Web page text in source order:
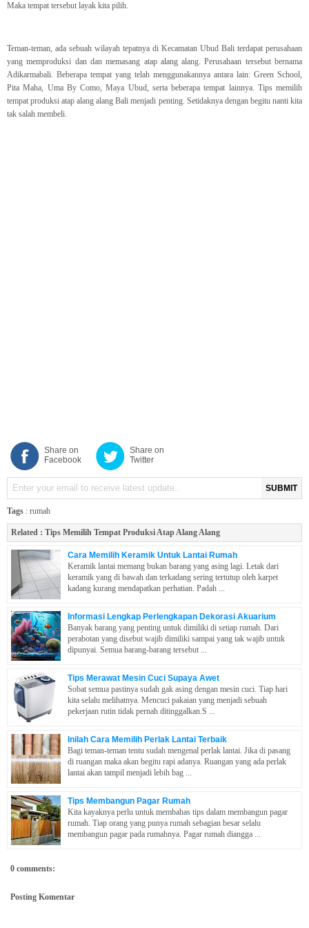
Maka tempat tersebut layak kita pilih.
Teman-teman, ada sebuah wilayah tepatnya di Kecamatan Ubud Bali terdapat perusahaan
yang memproduksi dan dan memasang atap alang alang. Perusahaan tersebut bernama
Adikarmabali. Beberapa tempat yang telah menggunakannya antara lain: Green School,
Pita Maha, Uma By Como, Maya Ubud, serta beberapa tempat lainnya. Tips memilih
tempat produksi atap alang alang Bali menjadi penting. Setidaknya dengan begitu nanti kita
tak salah membeli.
Share on
Facebook
Share on
Twitter
SUBMIT
Tags : rumah
Related : Tips Memilih Tempat Produksi Atap Alang Alang
Cara Memilih Keramik Untuk Lantai Rumah
Keramik lantai memang bukan barang yang asing lagi. Letak dari
keramik yang di bawah dan terkadang sering tertutup oleh karpet
kadang kurang mendapatkan perhatian. Padah ...
Informasi Lengkap Perlengkapan Dekorasi Akuarium
Banyak barang yang penting untuk dimiliki di setiap rumah. Dari
perabotan yang disebut wajib dimiliki sampai yang tak wajib untuk
dipunyai. Semua barang-barang tersebut ...
Tips Merawat Mesin Cuci Supaya Awet
Sobat semua pastinya sudah gak asing dengan mesin cuci. Tiap hari
kita selalu melihatnya. Mencuci pakaian yang menjadi sebuah
pekerjaan rutin tidak pernah ditinggalkan.S ...
Inilah Cara Memilih Perlak Lantai Terbaik
Bagi teman-teman tentu sudah mengenal perlak lantai. Jika di pasang
di ruangan maka akan begitu rapi adanya. Ruangan yang ada perlak
lantai akan tampil menjadi lebih bag ...
Tips Membangun Pagar Rumah
Kita kayaknya perlu untuk membahas tips dalam membangun pagar
rumah. Tiap orang yang punya rumah sebagian besar selalu
membangun pagar pada rumahnya. Pagar rumah diangga ...
0 comments:
Posting Komentar